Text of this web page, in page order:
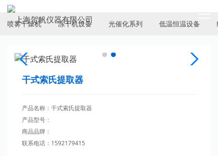
PRODUCTS
喷雾干燥机 冻干机设备 光催化系列 低温恒温设备
干式索氏提取器
产品名称：干式索氏提取器
产品型号：
商品品牌：
联系电话：1592179415